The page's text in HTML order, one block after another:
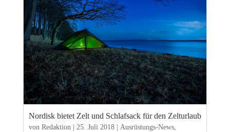
Nordisk bietet Zelt und Schlafsack für den Zelturlaub
von Redaktion| 25. Juli 2018| Ausrüstungs-News,